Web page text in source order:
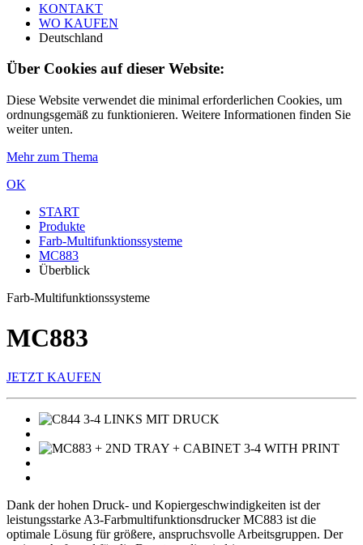
KONTAKT
WO KAUFEN
Deutschland
Über Cookies auf dieser Website:
Diese Website verwendet die minimal erforderlichen Cookies, um
ordnungsgemäß zu funktionieren. Weitere Informationen finden Sie
weiter unten.
Mehr zum Thema
OK
START
Produkte
Farb-Multifunktionssysteme
MC883
Überblick
Farb-Multifunktionssysteme
MC883
JETZT KAUFEN
Dank der hohen Druck- und Kopiergeschwindigkeiten ist der
leistungsstarke A3-Farbmultifunktionsdrucker MC883 ist die
optimale Lösung für größere, anspruchsvolle Arbeitsgruppen. Der